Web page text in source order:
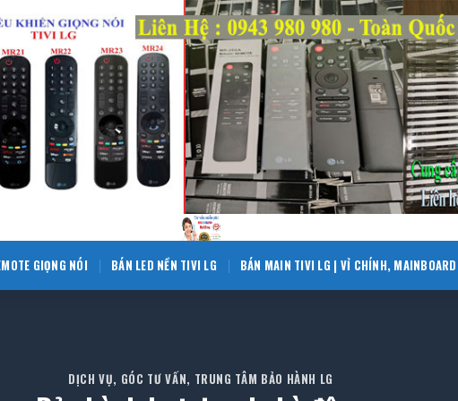
GIỌNG NÓI BÁN LED NỀN TIVI LG BÁN MAIN TIVI LG | VỈ CHÍNH, MAINBOARD
DỊCH VỤ, GÓC TƯ VẤN, TRUNG TÂM BẢO HÀNH LG